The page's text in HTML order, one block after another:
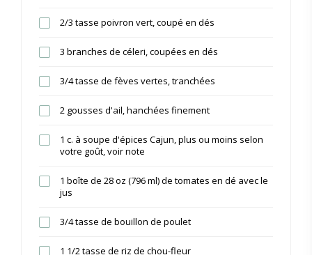
2/3 tasse poivron vert, coupé en dés
3 branches de céleri, coupées en dés
3/4 tasse de fèves vertes, tranchées
2 gousses d'ail, hanchées finement
1 c. à soupe d'épices Cajun, plus ou moins selon
votre goût, voir note
1 boîte de 28 oz (796 ml) de tomates en dé avec le
jus
3/4 tasse de bouillon de poulet
1 1/2 tasse de riz de chou-fleur